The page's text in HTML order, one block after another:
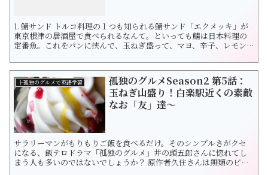
1. 鯖サンド トルコ料理の１つも知られる鯖サンド「エクメッキ」が
東京根津の居酒屋で食べられるなんて。といっても鯖は日本料理の
定番魚。これをパンに挟んで、玉ねぎ盛って、マヨ、辛子、レモン
くたたみかけるように存在する鯖サンドはおかみさんの粋なはから
いです。添えるのがほうじ茶っていうのも素敵。一気に和食になり
ますね。 英語で...
├孤独のグルメで英語学習
孤独のグルメSeason2 第5話：
玉ねぎ山盛り！白楽駅近くの素敵
なお「友」達〜
サラリーマンがもりもりご飯を食べるだけ。そのシンプルさがクセ
になる、飯テロドラマ「孤独のグルメ」井の頭五郎さんに惚れてし
まう人も多いのではないでしょうか？ 原作者久住さんは無類のビー